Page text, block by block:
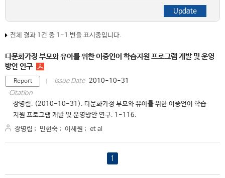
전체 결과 1건 중 1-1 번을 표시중입니다.
다문화가정 부모와 유아를 위한 이중언어 학습지원 프로그램 개발 및 운영
방안 연구
Report Issue Date 2010-10-31
Citation
장명림. (2010-10-31). 다문화가정 부모와 유아를 위한 이중언어 학습
지원 프로그램 개발 및 운영방안 연구. 1-116.
장명림 ; 민현숙 ; 이세원 ; et al
1